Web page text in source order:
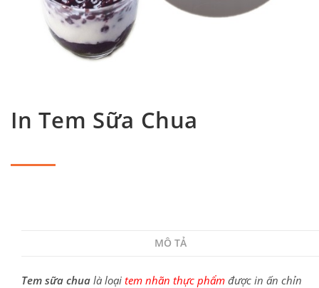
In Tem Sữa Chua
MÔ TẢ
Tem sữa chua là loại tem nhãn thực phẩm được in ấn chỉn